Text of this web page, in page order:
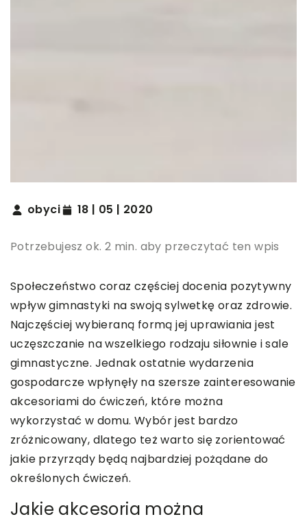
obyci 18 | 05 | 2020
Potrzebujesz ok. 2 min. aby przeczytać ten wpis
Społeczeństwo coraz częściej docenia pozytywny
wpływ gimnastyki na swoją sylwetkę oraz zdrowie.
Najczęściej wybieraną formą jej uprawiania jest
uczęszczanie na wszelkiego rodzaju siłownie i sale
gimnastyczne. Jednak ostatnie wydarzenia
gospodarcze wpłynęły na szersze zainteresowanie
akcesoriami do ćwiczeń, które można
wykorzystać w domu. Wybór jest bardzo
zróżnicowany, dlatego też warto się zorientować
jakie przyrządy będą najbardziej pożądane do
określonych ćwiczeń.
Jakie akcesoria można